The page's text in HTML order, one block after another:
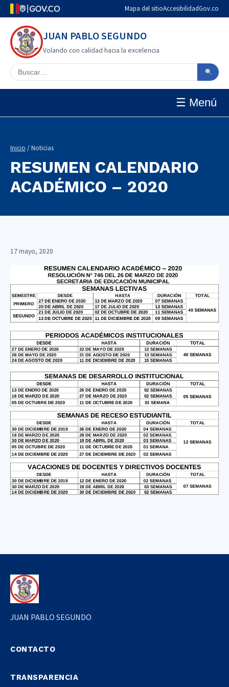
Mapa del sitioAccesibilidadGov.co
JUAN PABLO SEGUNDO
Volando con calidad hacia la excelencia
Buscar en el sitio
☰ Menú
Inicio / Noticias
RESUMEN CALENDARIO
ACADÉMICO – 2020
17 mayo, 2020
JUAN PABLO SEGUNDO
CONTACTO
TRANSPARENCIA